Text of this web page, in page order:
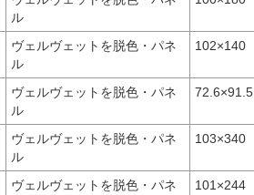
ル
ヴェルヴェットを脱色・パネ
ル
102×140
ヴェルヴェットを脱色・パネ
ル
72.6×91.5
ヴェルヴェットを脱色・パネ
ル
103×340
ヴェルヴェットを脱色・パネ
101×244